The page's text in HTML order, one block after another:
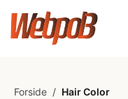
Forside / Hair Color